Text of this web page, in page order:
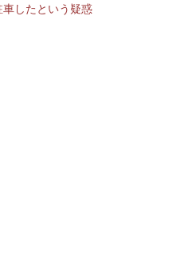
したという疑惑